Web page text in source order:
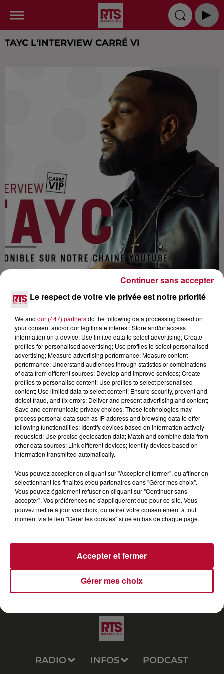
TAYC L'INTERVIEW CARRÉ VI
Lecture (34 min 51 sec)
RTS
2 juillet 2021 - 34 min 51 sec
TAYC L'INTERVIEW CARRÉ VI
"N'y pense plus", "Le temps" 2 tubes extraits de l'album
"Fleur Froide" de Tayc. Nico est parti à la rencontre de
cet artiste qui a gardé les pieds sur terre. Lui qui a
commencé sa carrière en 2012 ne réalise toujours pas
ce qui lui arrive aujourd'hui.
RADIO INFOS PODCAST
Le respect de votre vie privée est notre priorité
We and our (447) partnersdo the following data processing based on
your consent and/or our legitimate interest: Store and/or access
information on a device; Use limited data to select advertising; Create
profiles for personalised advertising; Use profiles to select personalised
advertising; Measure advertising performance; Measure content
performance; Understand audiences through statistics or combinations
of data from different sources; Develop and improve services; Create
profiles to personalise content; Use profiles to select personalised
content; Use limited data to select content; Ensure security, prevent and
detect fraud, and fix errors; Deliver and present advertising and content;
Save and communicate privacy choices. These technologies may
process personal data such as IP address and browsing data to offer
following functionalities: Identify devices based on information actively
requested; Use precise geolocation data; Match and combine data from
other data sources; Link different devices; Identify devices based on
information transmitted automatically.
Vous pouvez accepter en cliquant sur "Accepter et fermer", ou affiner en
sélectionnant les finalités et/ou partenaires dans "Gérer mes choix".
Vous pouvez également refuser en cliquant sur "Continuer sans
accepter". Vos préférences ne s'appliqueront que pour ce site. Vous
pouvez mettre à jour vos choix, ou retirer votre consentement à tout
moment via le lien "Gérer les cookies" situé en bas de chaque page.
Gérer mes choix
Accepter et fermer
Continuer sans accepter